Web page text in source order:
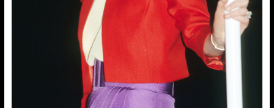
Şifremi Unuttum!
Giriş